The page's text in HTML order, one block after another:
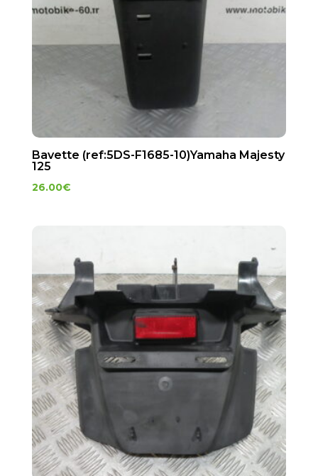
Bavette (ref:5DS-F1685-10)Yamaha Majesty
125
26.00€